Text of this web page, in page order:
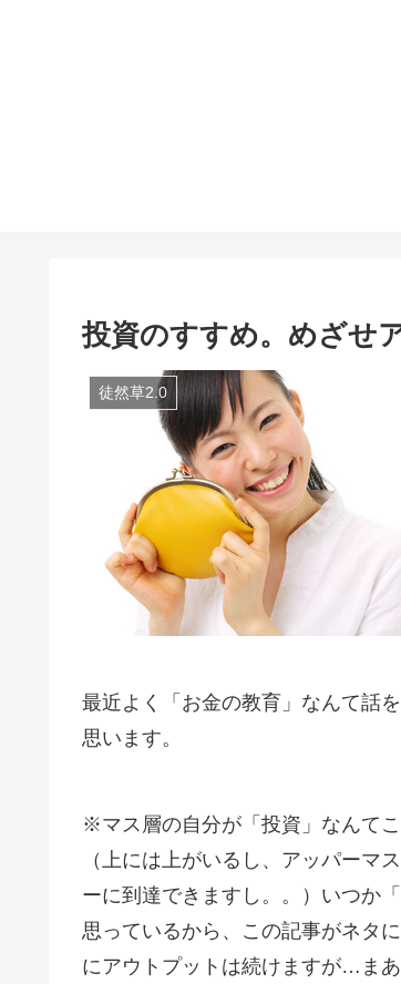
投資のすすめ。めざせ
徒然草2.0
最近よく「お金の教育」なんて話
思います。
※マス層の自分が「投資」なんて
（上には上がいるし、アッパーマ
ーに到達できますし。。）いつか
思っているから、この記事がネタ
にアウトプットは続けますが…ま